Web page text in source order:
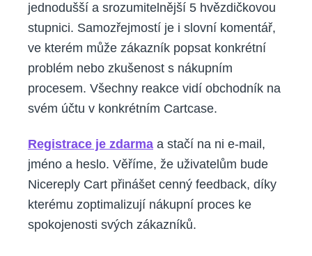
jednodušší a srozumitelnější 5 hvězdičkovou
stupnici. Samozřejmostí je i slovní komentář,
ve kterém může zákazník popsat konkrétní
problém nebo zkušenost s nákupním
procesem. Všechny reakce vidí obchodník na
svém účtu v konkrétním Cartcase.
Registrace je zdarma a stačí na ni e-mail,
jméno a heslo. Věříme, že uživatelům bude
Nicereply Cart přinášet cenný feedback, díky
kterému zoptimalizují nákupní proces ke
spokojenosti svých zákazníků.